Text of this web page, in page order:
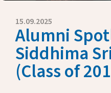
Presse
Jahresberichte
Briefe unserer
Fördern &
15.09.2025
Alumni
Siddhima
(Class of